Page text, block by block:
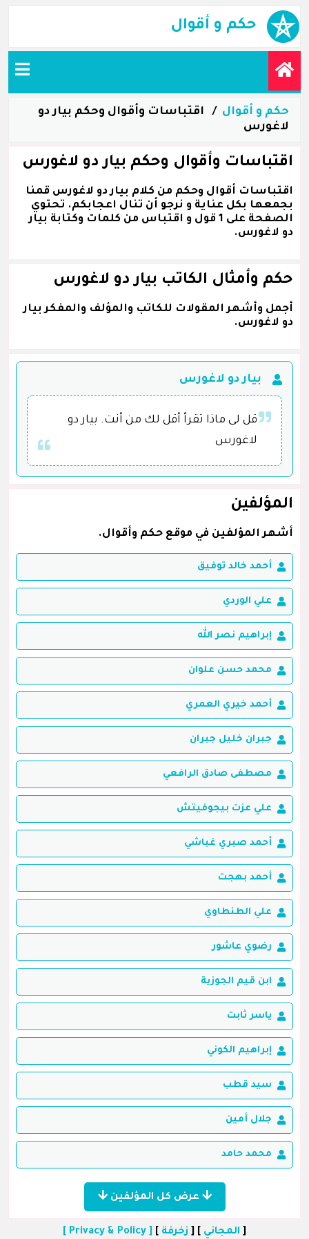
حكم و أقوال
حكم و أقوال
اقتباسات وأقوال وحكم بيار دو
لاغورس
اقتباسات وأقوال وحكم بيار دو لاغورس
اقتباسات أقوال وحكم من كلام بيار دو لاغورس قمنا
بجمعها بكل عناية و نرجو أن تنال اعجابكم. تحتوي
الصفحة على 1 قول و اقتباس من كلمات وكتابة بيار
دو لاغورس.
حكم وأمثال الكاتب بيار دو لاغورس
أجمل وأشهر المقولات للكاتب والمؤلف والمفكر بيار
دو لاغورس.
بيار دو لاغورس
قل لى ماذا تقرأ أقل لك من أنت. بيار دو
لاغورس
المؤلفين
أشهر المؤلفين في موقع حكم وأقوال.
أحمد خالد توفيق
علي الوردي
إبراهيم نصر الله
محمد حسن علوان
أحمد خيري العمري
جبران خليل جبران
مصطفى صادق الرافعي
علي عزت بيجوفيتش
أحمد صبري غباشي
أحمد بهجت
علي الطنطاوي
رضوي عاشور
ابن قيم الجوزية
ياسر ثابت
إبراهيم الكوني
سيد قطب
جلال أمين
محمد حامد
عرض كل المؤلفين
[ المجاني ] [ زخرفة ]
[ Privacy & Policy ]